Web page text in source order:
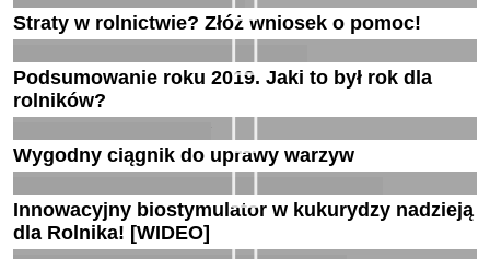
Straty w rolnictwie? Złóż wniosek o pomoc!
Podsumowanie roku 2019. Jaki to był rok dla
rolników?
Wygodny ciągnik do uprawy warzyw
Innowacyjny biostymulator w kukurydzy nadzieją
dla Rolnika! [WIDEO]